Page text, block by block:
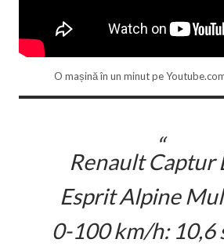
O mașină în un minut pe
Renault Captur
Esprit Alpine
0-100 km/h: 10,6